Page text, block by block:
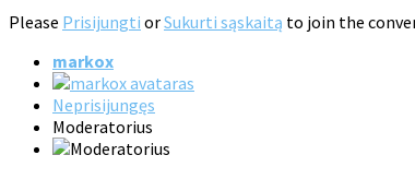
Please Prisijungti orSukurti sąskaitą to join the
markox
Neprisijungęs
Moderatorius